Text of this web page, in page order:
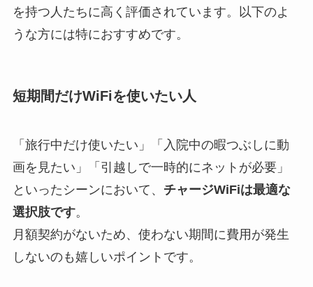
を持つ人たちに高く評価されています。以下のよ
うな方には特におすすめです。
短期間だけWiFiを使いたい人
「旅行中だけ使いたい」「入院中の暇つぶしに動
画を見たい」「引越しで一時的にネットが必要」
といったシーンにおいて、 チャージWiFiは最適な
選択肢です。
月額契約がないため、使わない期間に費用が発生
しないのも嬉しいポイントです。